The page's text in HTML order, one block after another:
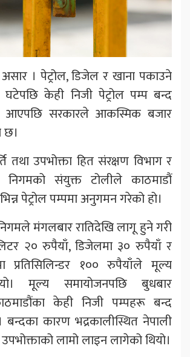
। पेट्रोल, डिजेल र खाना पकाउने
केही निजी पेट्रोल पम्प बन्द
आएपछि सरकारले आकस्मिक बजार
तथा उपभोक्ता हित संरक्षण विभाग र
संयुक्त टोलीले काठमाडौं
पेट्रोल पम्पमा अनुगमन गरेको हो।
मंगलबार रातिदेखि लागू हुने गरी
२० रुपैयाँ, डिजेलमा ३० रुपैयाँ र
प्रतिसिलिन्डर १०० रुपैयाँले मूल्य
मूल्य समायोजनपछि बुधबार
केही निजी पम्पहरू बन्द
बन्दका कारण भद्रकालीस्थित नेपाली
लामो लाइन लागेको थियो।